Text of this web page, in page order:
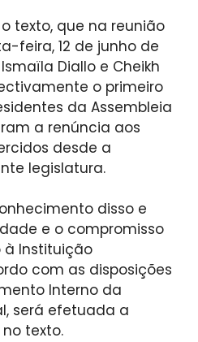
texto, que na reunião
feira, 12 de junho de
Diallo e Cheikh
o primeiro
da Assembleia
a renúncia aos
desde a
legislatura.
disso e
e o compromisso
à Instituição
com as disposições
Interno da
será efetuada a
texto.